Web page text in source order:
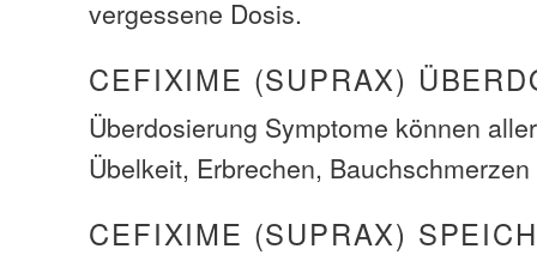
vergessene Dosis.
CEFIXIME (SUPRAX)
Überdosierung Symptome können
Übelkeit, Erbrechen,
CEFIXIME (SUPRAX)